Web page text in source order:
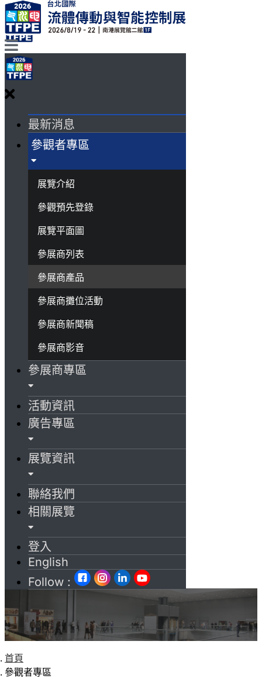
最新消息
參觀者專區
展覽介紹
參觀預先登錄
展覽平面圖
參展商列表
參展商產品
參展商攤位活動
參展商新聞稿
參展商影音
參展商專區
活動資訊
廣告專區
展覽資訊
聯絡我們
相關展覽
登入
English
Follow :
首頁
參觀者專區